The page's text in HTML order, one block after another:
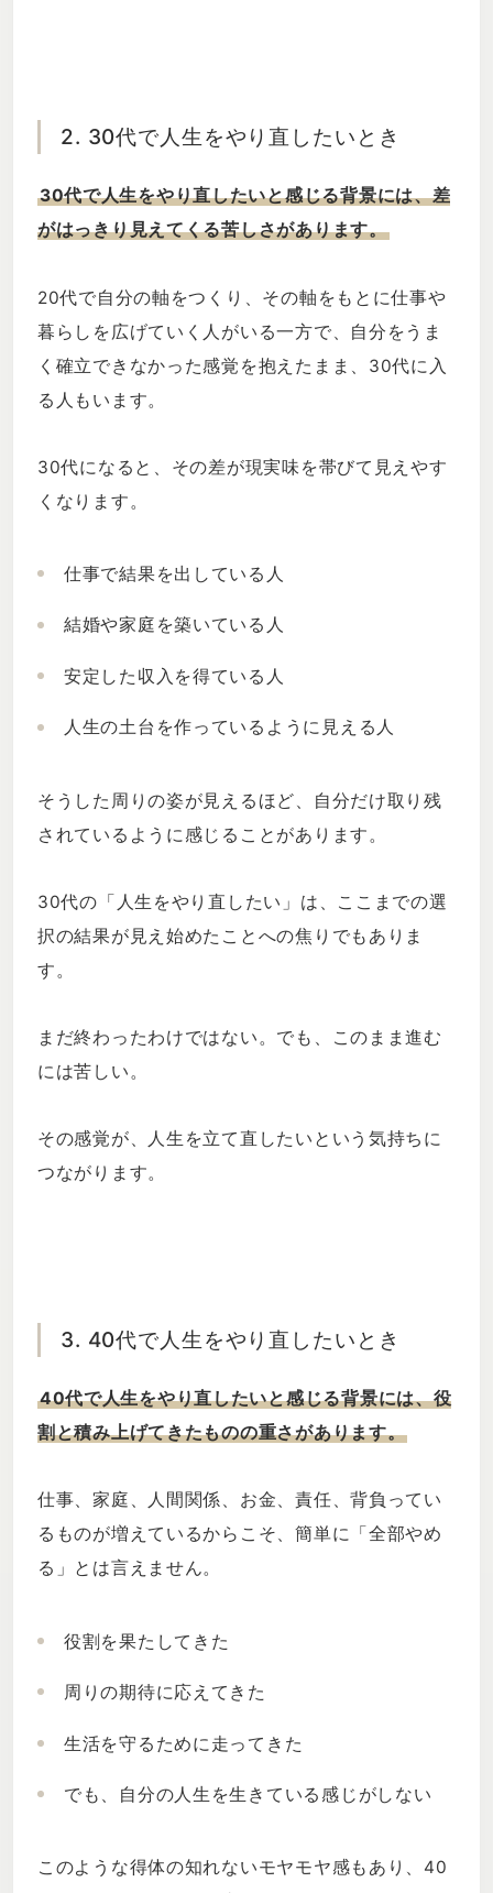
2. 30代で人生をやり直したいとき
30代で人生をやり直したいと感じる背景には、差
がはっきり見えてくる苦しさがあります。
20代で自分の軸をつくり、その軸をもとに仕事や
暮らしを広げていく人がいる一方で、自分をうま
く確立できなかった感覚を抱えたまま、30代に入
る人もいます。
30代になると、その差が現実味を帯びて見えやす
くなります。
仕事で結果を出している人
結婚や家庭を築いている人
安定した収入を得ている人
人生の土台を作っているように見える人
そうした周りの姿が見えるほど、自分だけ取り残
されているように感じることがあります。
30代の「人生をやり直したい」は、ここまでの選
択の結果が見え始めたことへの焦りでもありま
す。
まだ終わったわけではない。でも、このまま進む
には苦しい。
その感覚が、人生を立て直したいという気持ちに
つながります。
3. 40代で人生をやり直したいとき
40代で人生をやり直したいと感じる背景には、役
割と積み上げてきたものの重さがあります。
仕事、家庭、人間関係、お金、責任、背負ってい
るものが増えているからこそ、簡単に「全部やめ
る」とは言えません。
役割を果たしてきた
周りの期待に応えてきた
生活を守るために走ってきた
でも、自分の人生を生きている感じがしない
このような得体の知れないモヤモヤ感もあり、40